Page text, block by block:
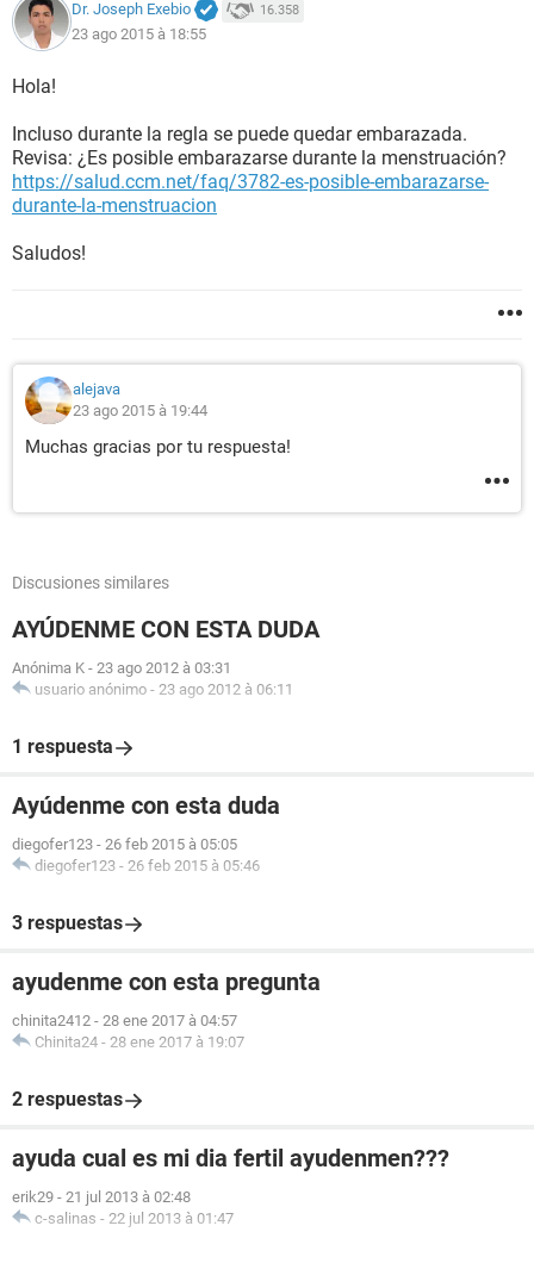
Dr. Joseph Exebio 16.358
23 ago 2015 à 18:55
Hola!
Incluso durante la regla se puede quedar embarazada.
Revisa: ¿Es posible embarazarse durante la menstruación?
https://salud.ccm.net/faq/3782-es-posible-embarazarse-
durante-la-menstruacion
Saludos!
alejava
23 ago 2015 à 19:44
Muchas gracias por tu respuesta!
Discusiones similares
AYÚDENME CON ESTA DUDA
Anónima K - 23 ago 2012 à 03:31
usuario anónimo - 23 ago 2012 à 06:11
1 respuesta
Ayúdenme con esta duda
diegofer123 - 26 feb 2015 à 05:05
diegofer123 - 26 feb 2015 à 05:46
3 respuestas
ayudenme con esta pregunta
chinita2412 - 28 ene 2017 à 04:57
Chinita24 - 28 ene 2017 à 19:07
2 respuestas
ayuda cual es mi dia fertil ayudenmen???
erik29 - 21 jul 2013 à 02:48
c-salinas - 22 jul 2013 à 01:47